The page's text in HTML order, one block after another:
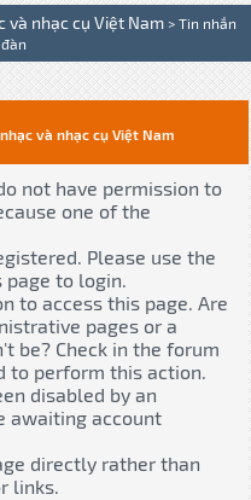
và nhạc cụ Việt Nam > Tin nhắn
và nhạc cụ Việt Nam
not have permission to
one of the
Please use the
to login.
to access this page. Are
pages or a
be? Check in the forum
to perform this action.
disabled by an
awaiting account
directly rather than
links.